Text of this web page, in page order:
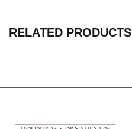
RELATED PRODUCTS